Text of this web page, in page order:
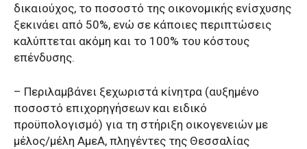
δικαιούχος, το ποσοστό της οικονομικής ενίσχυσης
ξεκινάει από 50%, ενώ σε κάποιες περιπτώσεις
καλύπτεται ακόμη και το 100% του κόστους
επένδυσης.
– Περιλαμβάνει ξεχωριστά κίνητρα (αυξημένο
ποσοστό επιχορηγήσεων και ειδικό
προϋπολογισμό) για τη στήριξη οικογενειών με
μέλος/μέλη ΑμεΑ, πληγέντες της Θεσσαλίας